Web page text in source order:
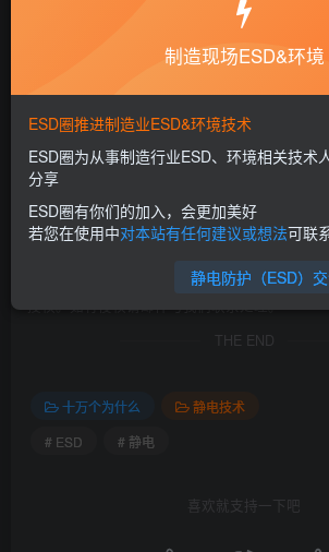
收集整理分享，如转载请注明出处；
如有侵权，请邮件联系 admin@esd0.com 删除。
=======================================
本站发布的文章以及附件仅限用于学习和研究使
本站信息来自网络，版权争议与本站无关。您必
如果您对本站的标准感兴趣，请前往对应的标准
授权。如有侵权请邮件与我们联系处理。
THE END
十万个为什么
静电技术
# ESD
# 静电
喜欢就支持一下吧
制造现场ESD&环境
ESD圈推进制造业ESD&环境技术
ESD圈为从事制造行业ESD、环境相关技术
分享
ESD圈有你们的加入，会更加美好
若您在使用中对本站有任何建议或想法可联
静电防护（ESD）